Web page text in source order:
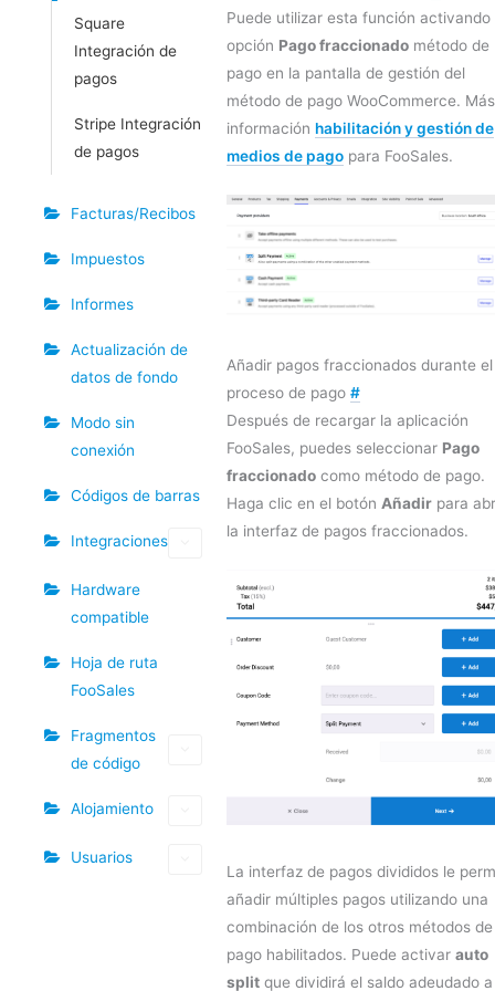
Square
Integración de
pagos
Stripe Integración
de pagos
Facturas/Recibos
Impuestos
Informes
Actualización de
datos de fondo
Modo sin
conexión
Códigos de barras
Integraciones
Hardware
compatible
Hoja de ruta
FooSales
Fragmentos
de código
Alojamiento
Usuarios
Puede utilizar esta función activando
opción Pago fraccionado método de
pago en la pantalla de gestión del
método de pago WooCommerce. Más
información habilitación y gestión de
medios de pago para FooSales.
Añadir pagos fraccionados durante el
proceso de pago #
Después de recargar la aplicación
FooSales, puedes seleccionar Pago
fraccionado como método de pago.
Haga clic en el botón Añadir para
la interfaz de pagos fraccionados.
La interfaz de pagos divididos le
añadir múltiples pagos utilizando una
combinación de los otros métodos de
pago habilitados. Puede activar auto
split que dividirá el saldo adeudado a